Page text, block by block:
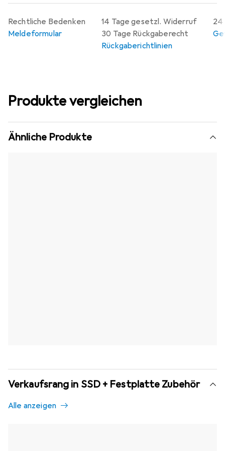
14 Tage gesetzl. Widerruf
30 Tage Rückgaberecht
Rückgaberichtlinien
24
Rechtliche Bedenken
Meldeformular
Produkte vergleichen
Ähnliche Produkte
Verkaufsrang in SSD + Festplatte Zubehör
Alle anzeigen